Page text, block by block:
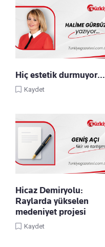
Hiç estetik durmuyor…
Kaydet
Hicaz Demiryolu:
Raylarda yükselen
medeniyet projesi
Kaydet